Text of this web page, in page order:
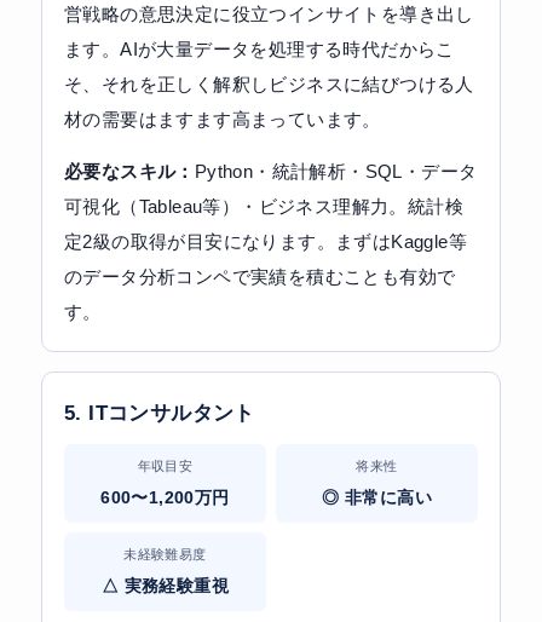
営戦略の意思決定に役立つインサイトを導き出し
ます。AIが大量データを処理する時代だからこ
そ、それを正しく解釈しビジネスに結びつける人
材の需要はますます高まっています。
必要なスキル： Python・統計解析・SQL・データ
可視化（Tableau等）・ビジネス理解力。統計検
定2級の取得が目安になります。まずはKaggle等
のデータ分析コンペで実績を積むことも有効で
す。
5. ITコンサルタント
年収目安
600〜1,200万円
将来性
◎ 非常に高い
未経験難易度
△ 実務経験重視